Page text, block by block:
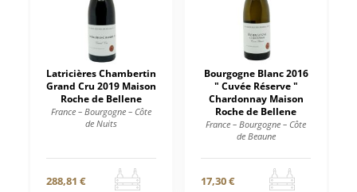
Latricières Chambertin
Grand Cru 2019 Maison
Roche de Bellene
France – Bourgogne – Côte
de Nuits
288,81 €
Bourgogne Blanc 2016
" Cuvée Réserve "
Chardonnay Maison
Roche de Bellene
France – Bourgogne – Côte
de Beaune
17,30 €